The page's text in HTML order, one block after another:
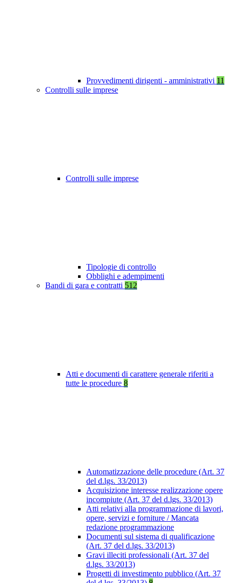
Provvedimenti dirigenti - amministrativi 11
Controlli sulle imprese
Controlli sulle imprese
Tipologie di controllo
Obblighi e adempimenti
Bandi di gara e contratti 512
Atti e documenti di carattere generale riferiti a
tutte le procedure 8
Automatizzazione delle procedure (Art. 37
del d.lgs. 33/2013)
Acquisizione interesse realizzazione opere
incompiute (Art. 37 del d.lgs. 33/2013)
Atti relativi alla programmazione di lavori,
opere, servizi e forniture / Mancata
redazione programmazione
Documenti sul sistema di qualificazione
(Art. 37 del d.lgs. 33/2013)
Gravi illeciti professionali (Art. 37 del
d.lgs. 33/2013)
Progetti di investimento pubblico (Art. 37